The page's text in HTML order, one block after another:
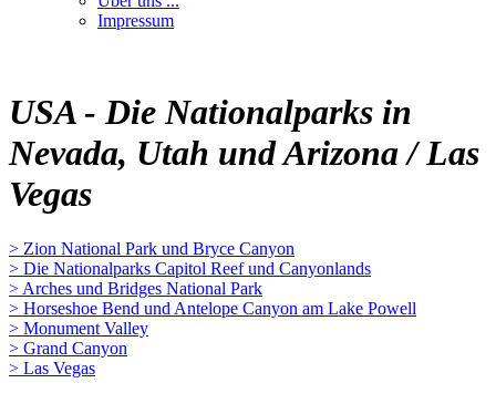
Impressum
USA - Die Nationalparks in
Nevada, Utah und Arizona / Las
Vegas
> Zion National Park und Bryce Canyon
> Die Nationalparks Capitol Reef und Canyonlands
> Arches und Bridges National Park
> Horseshoe Bend und Antelope Canyon am Lake Powell
> Monument Valley
> Grand Canyon
> Las Vegas